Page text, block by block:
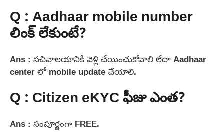
Q : Aadhaar mobile number
లింక్ లేకుంటే?
Ans : సచివాలయానికి వెళ్లి చేయించుకోవాలి లేదా Aadhaar
center లో mobile update చేయాలి.
Q : Citizen eKYC ఫీజు ఎంత?
Ans : సంపూర్ణంగా FREE.